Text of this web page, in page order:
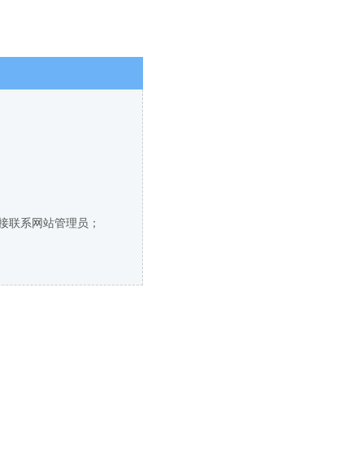
联系网站管理员；